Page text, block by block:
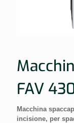
FAV
Macchina
incisione, per